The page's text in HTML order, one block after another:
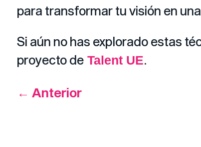
para transformar tu visión en
Si aún no has explorado estas
proyecto de Talent UE.
← Anterior